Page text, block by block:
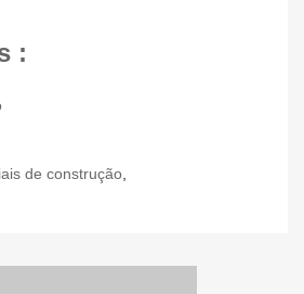
:
de construção